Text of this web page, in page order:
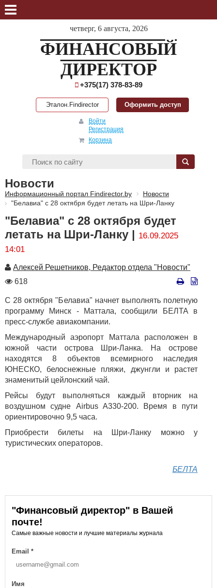
четверг, 6 августа, 2026
ФИНАНСОВЫЙ
ДИРЕКТОР
+375(17) 378-83-89
Эталон.Findirector Оформить доступ
Войти
Регистрация
Корзина
Новости
Информационный портал Findirector.by
Новости
"Белавиа" с 28 октября будет летать на Шри-Ланку
"Белавиа" с 28 октября будет
летать на Шри-Ланку | 16.09.2025
14:01
Автор
Алексей Решетников, Редактор отдела "Новости"
Количество
618
С 28 октября "Белавиа" начнет выполнять полетную
программу Минск - Маттала, сообщили БЕЛТА в
пресс-службе авиакомпании.
Международный аэропорт Маттала расположен в
южной части острова Шри-Ланка. На острове
находятся 8 объектов всемирного наследия
ЮНЕСКО, белоснежные пляжи, джунгли и растет
знаменитый цейлонский чай.
Рейсы будут выполняться каждый вторник на
воздушном судне Airbus A330-200. Время в пути
ориентировочно 9,5 часа.
Приобрести билеты на Шри-Ланку можно у
туристических операторов.
БЕЛТА
"Финансовый директор" в Вашей
почте!
Самые важные новости и лучшие материалы журнала
Email *
Имя